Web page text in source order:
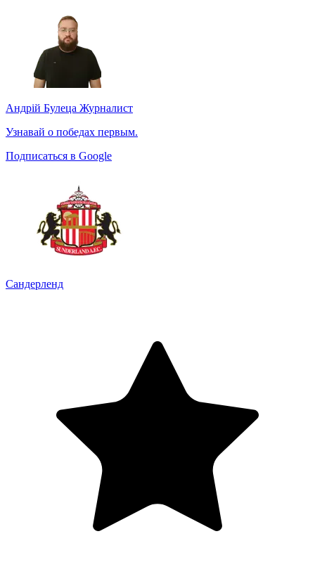
Андрій Булеца Журналист
Узнавай о победах первым.
Подписаться в Google
Сандерленд